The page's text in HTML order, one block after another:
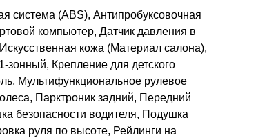
система (ABS), Антипробуксовочная
компьютер, Датчик давления в
кожа (Материал салона),
зонный, Крепление для детского
Мультифункциональное рулевое
Парктроник задний, Передний
безопасности водителя, Подушка
руля по высоте, Рейлинги на